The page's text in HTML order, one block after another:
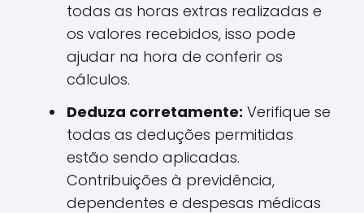
todas as horas extras realizadas e
os valores recebidos, isso pode
ajudar na hora de conferir os
cálculos.
Deduza corretamente: Verifique se
todas as deduções permitidas
estão sendo aplicadas.
Contribuições à previdência,
dependentes e despesas médicas